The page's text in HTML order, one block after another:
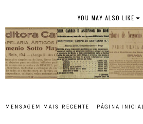
YOU MAY ALSO LIKE
MENSAGEM MAIS RECENTE PÁGINA INICIAL